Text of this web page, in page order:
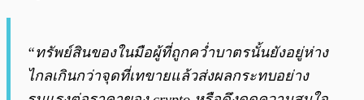
“ทรัพย์สินของในมือผู้ที่ถูกคว่ำบาตรนั้นยังอยู่ห่าง
ไกลเกินกว่าจุดที่เทขายแล้วส่งผลกระทบอย่าง